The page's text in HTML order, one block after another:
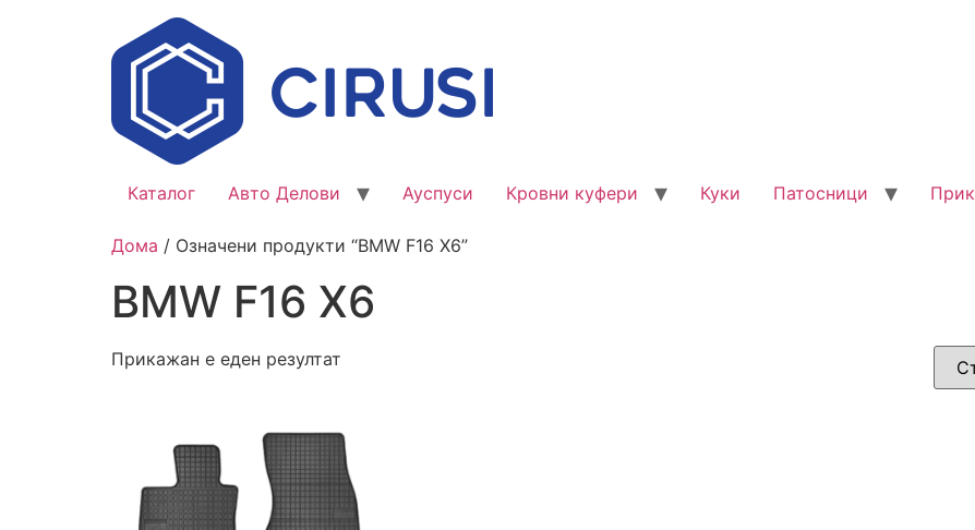
Каталог Авто Делови Ауспуси Кровни куфери Куки Патосници
Дома / Означени продукти “BMW F16 X6”
BMW F16 X6
Прикажан е еден резултат